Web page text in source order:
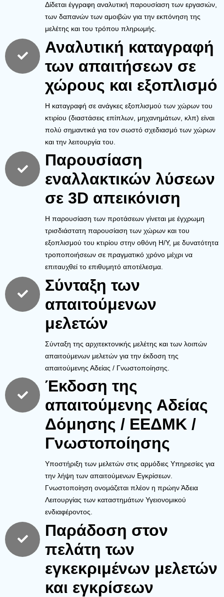
Δίδεται έγγραφη αναλυτική παρουσίαση των εργασιών,
των δαπανών των αμοιβών για την εκπόνηση της
μελέτης και του τρόπου πληρωμής.
Αναλυτική καταγραφή
των απαιτήσεων σε
χώρους και εξοπλισμό
Η καταγραφή σε ανάγκες εξοπλισμού των χώρων του
κτιρίου (διαστάσεις επίπλων, μηχανημάτων, κλπ) είναι
πολύ σημαντικά για τον σωστό σχεδιασμό των χώρων
και την λειτουργία του.
Παρουσίαση
εναλλακτικών λύσεων
σε 3D απεικόνιση
Η παρουσίαση των προτάσεων γίνεται με έγχρωμη
τρισδιάστατη παρουσίαση των χώρων και του
εξοπλισμού του κτιρίου στην οθόνη Η/Υ, με δυνατότητα
τροποποιήσεων σε πραγματικό χρόνο μέχρι να
επιταυχθεί το επιθυμητό αποτέλεσμα.
Σύνταξη των
απαιτούμενων
μελετών
Σύνταξη της αρχιτεκτονικής μελέτης και των λοιπών
απαιτούμενων μελετών για την έκδοση της
απαιτούμενης Αδείας / Γνωστοποίησης.
Έκδοση της
απαιτούμενης Αδείας
Δόμησης / ΕΕΔΜΚ /
Γνωστοποίησης
Υποστήριξη των μελετών στις αρμόδιες Υπηρεσίες για
την λήψη των απαιτούμενων Εγκρίσεων.
Γνωστοποίηση ονομάζεται πλέον η πρώην Άδεια
Λειτουργίας των καταστημάτων Υγειονομικού
ενδιαφέροντος.
Παράδοση στον
πελάτη των
εγκεκριμένων μελετών
και εγκρίσεων